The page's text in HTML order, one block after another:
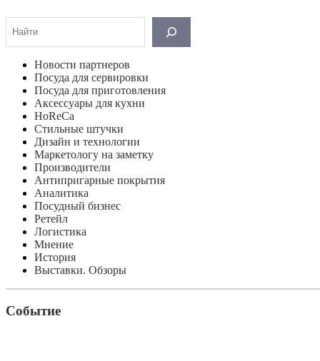
Новости партнеров
Посуда для сервировки
Посуда для приготовления
Аксессуары для кухни
HoReCa
Стильные штучки
Дизайн и технологии
Маркетологу на заметку
Производители
Антипригарные покрытия
Аналитика
Посудный бизнес
Ретейл
Логистика
Мнение
История
Выставки. Обзоры
Событие